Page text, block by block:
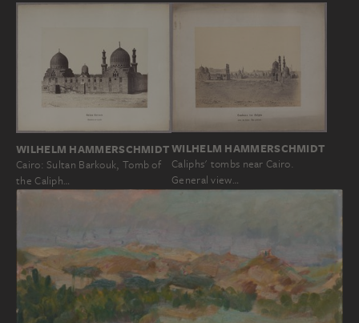
WILHELM HAMMERSCHMIDT
Cairo: Sultan Barkouk, Tomb of
the Caliph…
WILHELM HAMMERSCHMIDT
Caliphs' tombs near Cairo.
General view…